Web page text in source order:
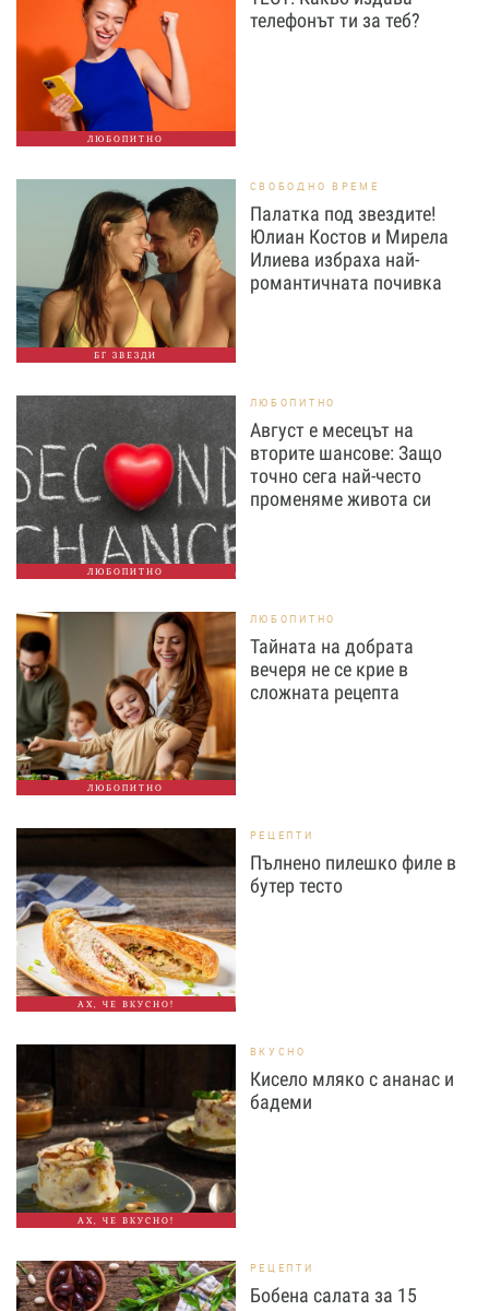
ЛЮБОПИТНО
телефонът ти за теб?
БГ ЗВЕЗДИ
СВОБОДНО ВРЕМЕ
Палатка под звездите!
Юлиан Костов и Мирела
Илиева избраха най-
романтичната почивка
ЛЮБОПИТНО
ЛЮБОПИТНО
Август е месецът на
вторите шансове: Защо
точно сега най-често
променяме живота си
ЛЮБОПИТНО
ЛЮБОПИТНО
Тайната на добрата
вечеря не се крие в
сложната рецепта
АХ, ЧЕ ВКУСНО!
РЕЦЕПТИ
Пълнено пилешко филе в
бутер тесто
АХ, ЧЕ ВКУСНО!
ВКУСНО
Кисело мляко с ананас и
бадеми
РЕЦЕПТИ
Бобена салата за 15